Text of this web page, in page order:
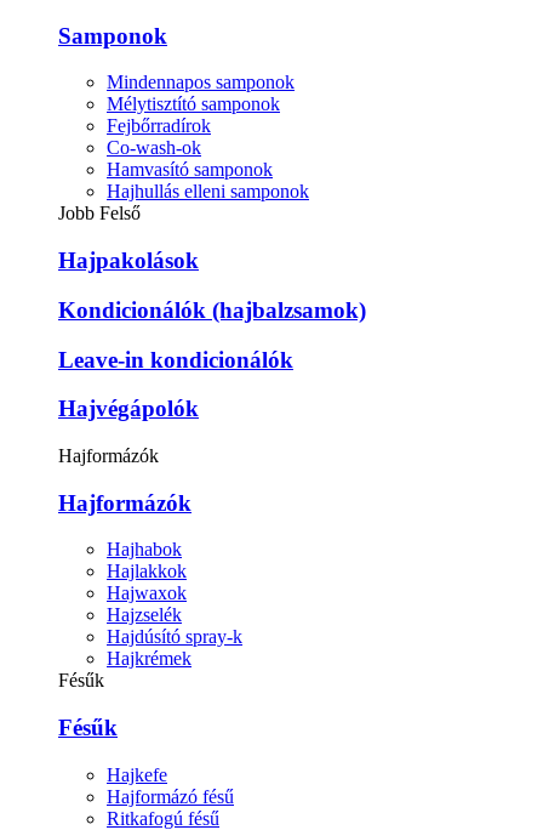
Samponok
Mindennapos samponok
Mélytisztító samponok
Fejbőrradírok
Co-wash-ok
Hamvasító samponok
Hajhullás elleni samponok
Jobb Felső
Hajpakolások
Kondicionálók (hajbalzsamok)
Leave-in kondicionálók
Hajvégápolók
Hajformázók
Hajformázók
Hajhabok
Hajlakkok
Hajwaxok
Hajzselék
Hajdúsító spray-k
Hajkrémek
Fésűk
Fésűk
Hajkefe
Hajformázó fésű
Ritkafogú fésű